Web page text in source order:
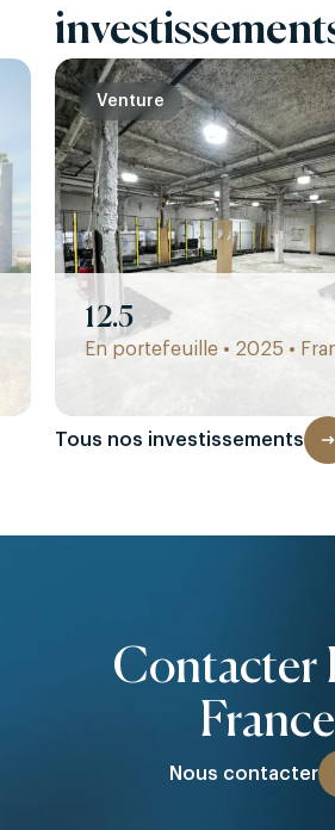
Venture
12.5
En portefeuille • 2025 •
Tous nos investissements
Contacter
France
Nous contacter